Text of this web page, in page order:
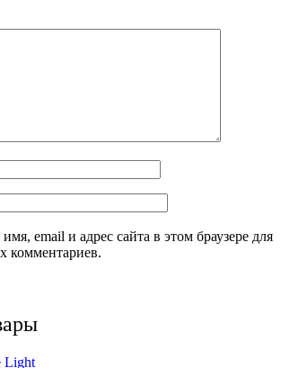
email и адрес сайта в этом браузере для
комментариев.